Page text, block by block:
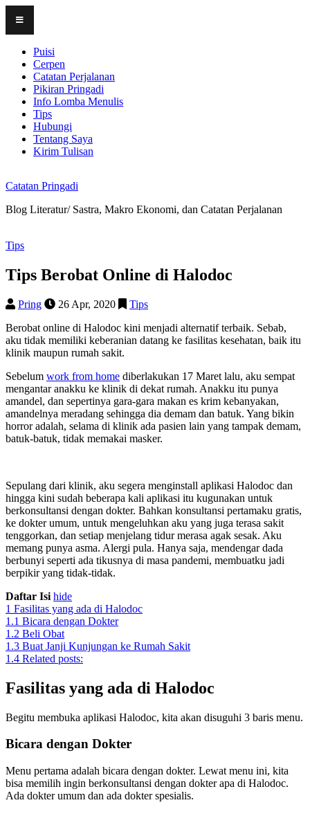
content
Puisi
Cerpen
Catatan Perjalanan
Pikiran Pringadi
Info Lomba Menulis
Tips
Hubungi
Tentang Saya
Kirim Tulisan
Catatan Pringadi
Blog Literatur/ Sastra, Makro Ekonomi, dan Catatan Perjalanan
Tips
Tips Berobat Online di Halodoc
Pring 26 Apr, 2020
Tips
Berobat online di Halodoc kini menjadi alternatif terbaik. Sebab,
aku tidak memiliki keberanian datang ke fasilitas kesehatan, baik itu
klinik maupun rumah sakit.
Sebelum work from home diberlakukan 17 Maret lalu, aku sempat
mengantar anakku ke klinik di dekat rumah. Anakku itu punya
amandel, dan sepertinya gara-gara makan es krim kebanyakan,
amandelnya meradang sehingga dia demam dan batuk. Yang bikin
horror adalah, selama di klinik ada pasien lain yang tampak demam,
batuk-batuk, tidak memakai masker.
Sepulang dari klinik, aku segera menginstall aplikasi Halodoc dan
hingga kini sudah beberapa kali aplikasi itu kugunakan untuk
berkonsultansi dengan dokter. Bahkan konsultansi pertamaku gratis,
ke dokter umum, untuk mengeluhkan aku yang juga terasa sakit
tenggorkan, dan setiap menjelang tidur merasa agak sesak. Aku
memang punya asma. Alergi pula. Hanya saja, mendengar dada
berbunyi seperti ada tikusnya di masa pandemi, membuatku jadi
berpikir yang tidak-tidak.
Daftar Isi hide
1 Fasilitas yang ada di Halodoc
1.1 Bicara dengan Dokter
1.2 Beli Obat
1.3 Buat Janji Kunjungan ke Rumah Sakit
1.4 Related posts:
Fasilitas yang ada di Halodoc
Begitu membuka aplikasi Halodoc, kita akan disuguhi 3 baris menu.
Bicara dengan Dokter
Menu pertama adalah bicara dengan dokter. Lewat menu ini, kita
bisa memilih ingin berkonsultansi dengan dokter apa di Halodoc.
Ada dokter umum dan ada dokter spesialis.